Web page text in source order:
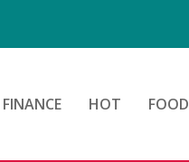
FINANCE HOT FOOD